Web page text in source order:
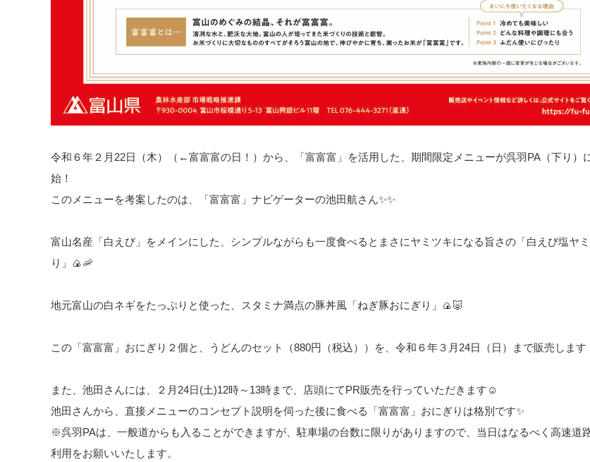
令和６年２月22日（木）（←富富富の日！）から、「富富富」を活用した、期間限定メニューが呉羽PA（下り）
始！
このメニューを考案したのは、「富富富」ナビゲーターの池田航さん✨✨
富山名産「白えび」をメインにした、シンプルながらも一度食べるとまさにヤミツキになる旨さの「白えび塩ヤ
り」🍙🦐
地元富山の白ネギをたっぷりと使った、スタミナ満点の豚丼風「ねぎ豚おにぎり」🍙🐷
この「富富富」おにぎり２個と、うどんのセット（880円（税込））を、令和６年３月24日（日）まで販売します
また、池田さんには、２月24日(土)12時～13時まで、店頭にてPR販売を行っていただきます☺
池田さんから、直接メニューのコンセプト説明を伺った後に食べる「富富富」おにぎりは格別です✨
※呉羽PAは、一般道からも入ることができますが、駐車場の台数に限りがありますので、当日はなるべく高速道
利用をお願いいたします。